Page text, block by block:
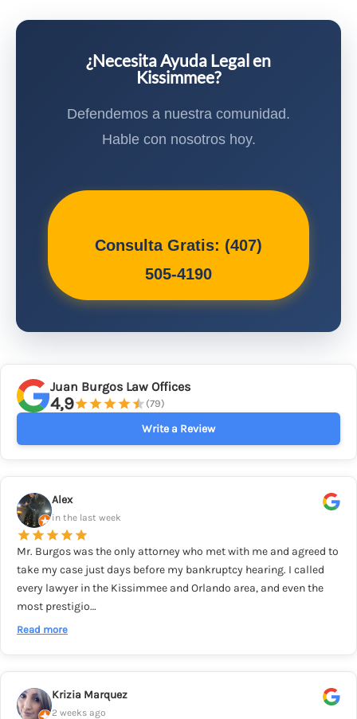
¿Necesita Ayuda Legal en
Kissimmee?
Defendemos a nuestra comunidad.
Hable con nosotros hoy.
Consulta Gratis: (407)
505-4190
Juan Burgos Law Offices
4,9 (79)
Write a Review
Alex
in the last week
Mr. Burgos was the only attorney who met with me and agreed to
take my case just days before my bankruptcy hearing. I called
every lawyer in the Kissimmee and Orlando area, and even the
most prestigio…
Read more
Krizia Marquez
2 weeks ago